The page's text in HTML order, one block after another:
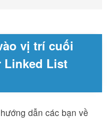
vị trí cuối
Linked List
dẫn các bạn về